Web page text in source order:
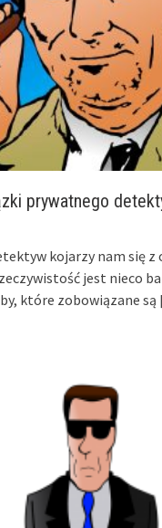
prywatnego
kojarzy nam się
jest nieco
które zobowiązane są